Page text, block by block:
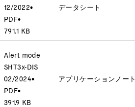
12/2022•
PDF•
791.1 KB
データシート
Alert mode
SHT3x-DIS
02/2024•
PDF•
391.9 KB
アプリケーションノート